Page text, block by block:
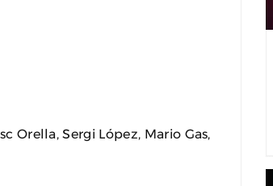
Orella, Sergi López, Mario Gas,